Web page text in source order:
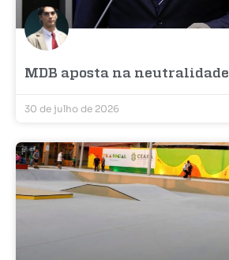
MDB aposta na neutralidade
30 de julho de 2026